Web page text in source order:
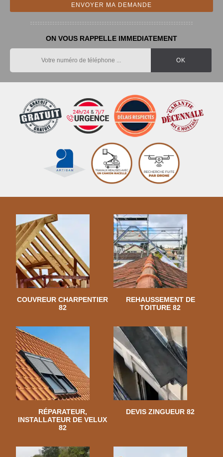
ON VOUS RAPPELLE IMMEDIATEMENT
COUVREUR CHARPENTIER
82
REHAUSSEMENT DE
TOITURE 82
RÉPARATEUR,
INSTALLATEUR DE VELUX
82
DEVIS ZINGUEUR 82